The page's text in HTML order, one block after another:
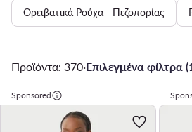
Ορειβατικά Ρούχα - Πεζοπορίας
Προϊόντα: 370·Επιλεγμένα φίλτρα
Sponsored